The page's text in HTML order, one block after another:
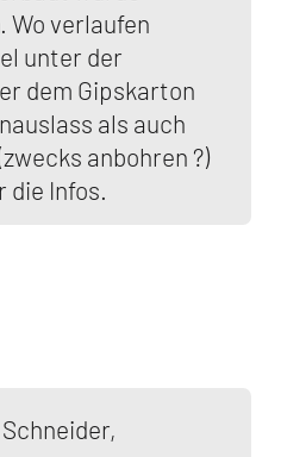
Wo verlaufen
unter der
dem Gipskarton
als auch
anbohren ?)
die Infos.